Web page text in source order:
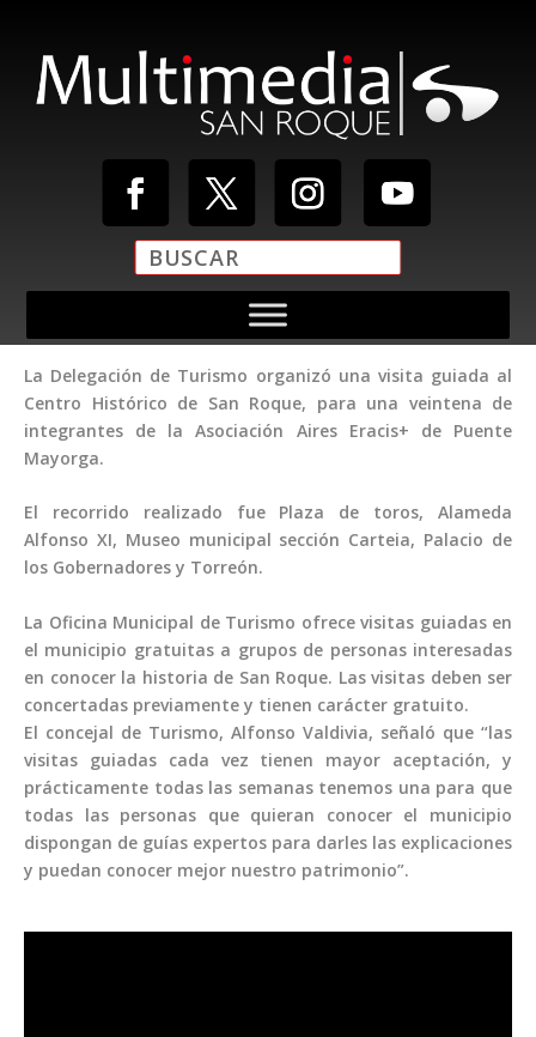
La Delegación de Turismo organizó una visita guiada al
Centro Histórico de San Roque, para una veintena de
integrantes de la Asociación Aires Eracis+ de Puente
Mayorga.
El recorrido realizado fue Plaza de toros, Alameda
Alfonso XI, Museo municipal sección Carteia, Palacio de
los Gobernadores y Torreón.
La Oficina Municipal de Turismo ofrece visitas guiadas en
el municipio gratuitas a grupos de personas interesadas
en conocer la historia de San Roque. Las visitas deben ser
concertadas previamente y tienen carácter gratuito.
El concejal de Turismo, Alfonso Valdivia, señaló que “las
visitas guiadas cada vez tienen mayor aceptación, y
prácticamente todas las semanas tenemos una para que
todas las personas que quieran conocer el municipio
dispongan de guías expertos para darles las explicaciones
y puedan conocer mejor nuestro patrimonio”.